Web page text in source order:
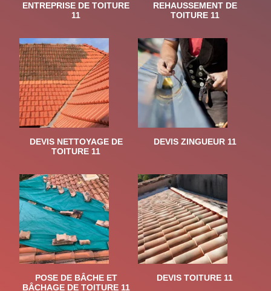
ENTREPRISE DE TOITURE
11
REHAUSSEMENT DE
TOITURE 11
DEVIS NETTOYAGE DE
TOITURE 11
DEVIS ZINGUEUR 11
POSE DE BÂCHE ET
BÂCHAGE DE TOITURE 11
DEVIS TOITURE 11